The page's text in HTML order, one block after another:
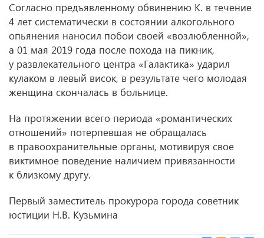
Согласно предъявленному обвинению К. в течение
4 лет систематически в состоянии алкогольного
опьянения наносил побои своей «возлюбленной»,
а 01 мая 2019 года после похода на пикник,
у развлекательного центра «Галактика» ударил
кулаком в левый висок, в результате чего молодая
женщина скончалась в больнице.
На протяжении всего периода «романтических
отношений» потерпевшая не обращалась
в правоохранительные органы, мотивируя свое
виктимное поведение наличием привязанности
к близкому другу.
Первый заместитель прокурора города советник
юстиции Н.В. Кузьмина